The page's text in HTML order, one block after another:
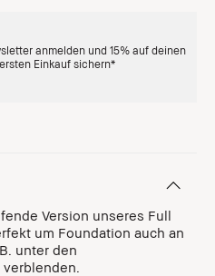
anmelden und 15% auf deinen
ersten Einkauf sichern*
Version unseres Full
um Foundation auch an
unter den